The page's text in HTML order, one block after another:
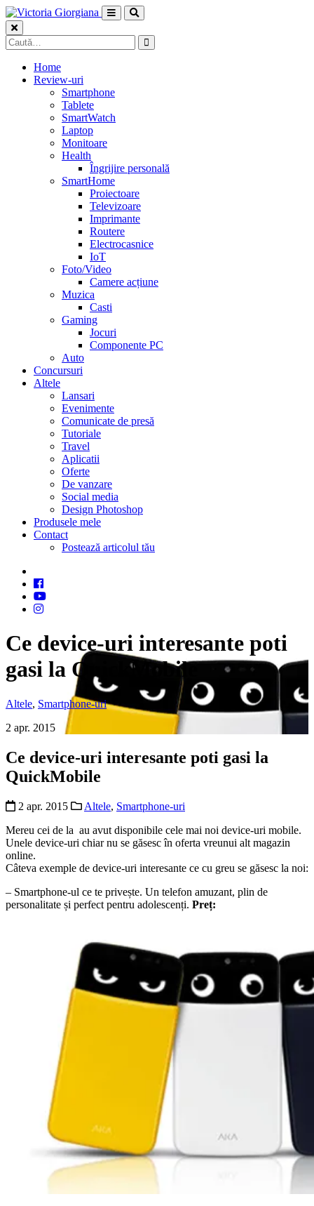
Skip
to
content
Caută
după:
Home
Review-uri
Smartphone
Tablete
SmartWatch
Laptop
Monitoare
Health
Îngrijire personală
SmartHome
Proiectoare
Televizoare
Imprimante
Routere
Electrocasnice
IoT
Foto/Video
Camere acțiune
Muzica
Casti
Gaming
Jocuri
Componente PC
Auto
Concursuri
Altele
Lansari
Evenimente
Comunicate de presă
Tutoriale
Travel
Aplicatii
Oferte
De vanzare
Social media
Design Photoshop
Produsele mele
Contact
Postează articolul tău
Ce device-uri interesante poti
gasi la QuickMobile
Altele, Smartphone-uri
2 apr. 2015
Ce device-uri interesante poti gasi la
QuickMobile
2 apr. 2015 Altele, Smartphone-uri
Mereu cei de la ​ au avut disponibile cele mai noi device-uri mobile.
Unele device-uri chiar nu se găsesc în oferta vreunui alt magazin
online.
Câteva exemple de device-uri interesante ce cu greu se găsesc la noi:
– Smartphone-ul ce te privește. Un telefon amuzant, plin de
personalitate și perfect pentru adolescenți. Preț: